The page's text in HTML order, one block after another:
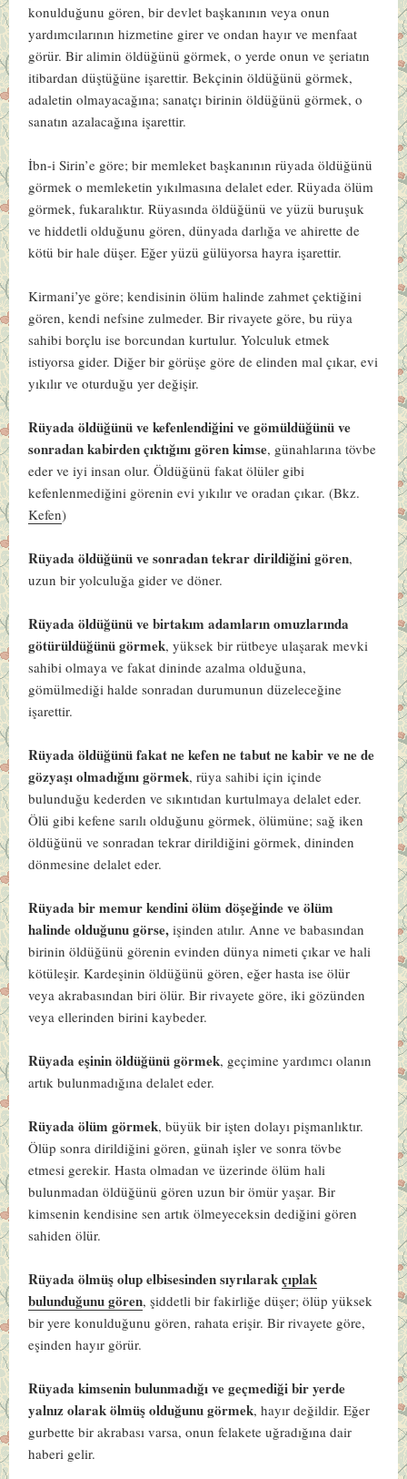
konulduğunu gören, bir devlet başkanının veya onun
yardımcılarının hizmetine girer ve ondan hayır ve menfaat
görür. Bir alimin öldüğünü görmek, o yerde onun ve şeriatın
itibardan düştüğüne işarettir. Bekçinin öldüğünü görmek,
adaletin olmayacağına; sanatçı birinin öldüğünü görmek, o
sanatın azalacağına işarettir.
İbn-i Sirin’e göre; bir memleket başkanının rüyada öldüğünü
görmek o memleketin yıkılmasına delalet eder. Rüyada ölüm
görmek, fukaralıktır. Rüyasında öldüğünü ve yüzü buruşuk
ve hiddetli olduğunu gören, dünyada darlığa ve ahirette de
kötü bir hale düşer. Eğer yüzü gülüyorsa hayra işarettir.
Kirmani’ye göre; kendisinin ölüm halinde zahmet çektiğini
gören, kendi nefsine zulmeder. Bir rivayete göre, bu rüya
sahibi borçlu ise borcundan kurtulur. Yolculuk etmek
istiyorsa gider. Diğer bir görüşe göre de elinden mal çıkar, evi
yıkılır ve oturduğu yer değişir.
Rüyada öldüğünü ve kefenlendiğini ve gömüldüğünü ve
sonradan kabirden çıktığını gören kimse, günahlarına tövbe
eder ve iyi insan olur. Öldüğünü fakat ölüler gibi
kefenlenmediğini görenin evi yıkılır ve oradan çıkar. (Bkz.
Kefen)
Rüyada öldüğünü ve sonradan tekrar dirildiğini gören,
uzun bir yolculuğa gider ve döner.
Rüyada öldüğünü ve birtakım adamların omuzlarında
götürüldüğünü görmek, yüksek bir rütbeye ulaşarak mevki
sahibi olmaya ve fakat dininde azalma olduğuna,
gömülmediği halde sonradan durumunun düzeleceğine
işarettir.
Rüyada öldüğünü fakat ne kefen ne tabut ne kabir ve ne de
gözyaşı olmadığını görmek, rüya sahibi için içinde
bulunduğu kederden ve sıkıntıdan kurtulmaya delalet eder.
Ölü gibi kefene sarılı olduğunu görmek, ölümüne; sağ iken
öldüğünü ve sonradan tekrar dirildiğini görmek, dininden
dönmesine delalet eder.
Rüyada bir memur kendini ölüm döşeğinde ve ölüm
halinde olduğunu görse,işinden atılır. Anne ve babasından
birinin öldüğünü görenin evinden dünya nimeti çıkar ve hali
kötüleşir. Kardeşinin öldüğünü gören, eğer hasta ise ölür
veya akrabasından biri ölür. Bir rivayete göre, iki gözünden
veya ellerinden birini kaybeder.
Rüyada eşinin öldüğünü görmek, geçimine yardımcı olanın
artık bulunmadığına delalet eder.
Rüyada ölüm görmek, büyük bir işten dolayı pişmanlıktır.
Ölüp sonra dirildiğini gören, günah işler ve sonra tövbe
etmesi gerekir. Hasta olmadan ve üzerinde ölüm hali
bulunmadan öldüğünü gören uzun bir ömür yaşar. Bir
kimsenin kendisine sen artık ölmeyeceksin dediğini gören
sahiden ölür.
Rüyada ölmüş olup elbisesinden sıyrılarakçıplak
bulunduğunu gören, şiddetli bir fakirliğe düşer; ölüp yüksek
bir yere konulduğunu gören, rahata erişir. Bir rivayete göre,
eşinden hayır görür.
Rüyada kimsenin bulunmadığı ve geçmediği bir yerde
yalnız olarak ölmüş olduğunu görmek, hayır değildir. Eğer
gurbette bir akrabası varsa, onun felakete uğradığına dair
haberi gelir.